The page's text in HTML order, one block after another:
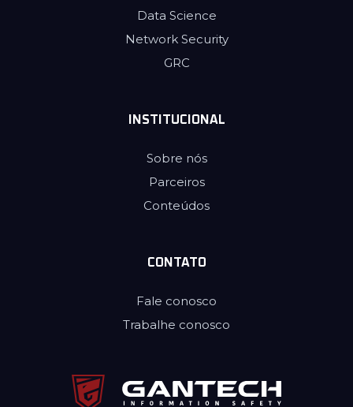
Data Science
Network Security
GRC
INSTITUCIONAL
Sobre nós
Parceiros
Conteúdos
CONTATO
Fale conosco
Trabalhe conosco